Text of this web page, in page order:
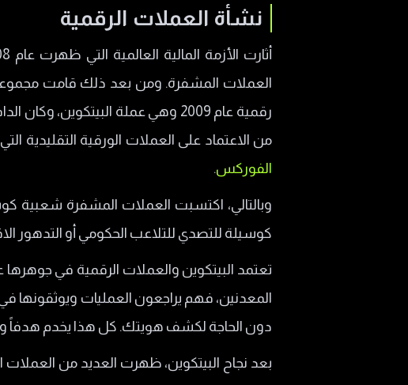
نشأة العملات الرقمية
العملات المشفرة. ومن بعد ذلك قامت
رقمية عام 2009 وهي عملة
من الاعتماد على العملات الورقية التقليدية
الفوركس.
وبالتالي، اكتسبت العملات المشفرة شعبية
كوسيلة للتصدي للتلاعب الحكومي أو التدهور
تعتمد البيتكوين والعملات الرقمية في جوهرها
المعدنين، فهم يراجعون العمليات ويوثقونها
دون الحاجة لكشف هويتك. كل هذا يخدم هدفاً
بعد نجاح البيتكوين، ظهرت العديد من العملات